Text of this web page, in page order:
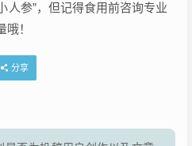
人参”，但记得食用前咨询专业
！
分享